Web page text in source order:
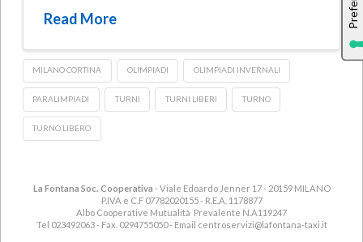
Read More
MILANO CORTINA OLIMPIADI OLIMPIADI INVERNALI
PARALIMPIADI TURNI TURNI LIBERI TURNO
TURNO LIBERO
La Fontana Soc. Cooperativa - Viale Edoardo Jenner 17 - 20159 MILANO
P.IVA e C.F 07782020155 - R.E.A. 1178877
Albo Cooperative Mutualità Prevalente N.A119247
Tel 023492063 - Fax. 0294755050 - Email centroservizi@lafontana-taxi.it